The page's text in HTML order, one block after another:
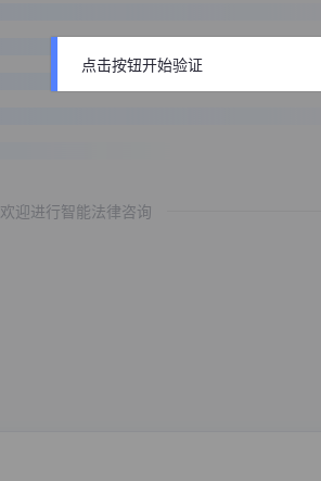
欢迎进行智能法律咨询
点击按钮开始验证